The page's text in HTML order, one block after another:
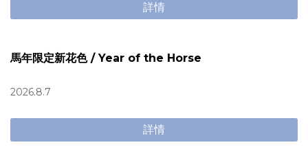
詳情
馬年限定新花色 / Year of the Horse
2026.8.7
詳情